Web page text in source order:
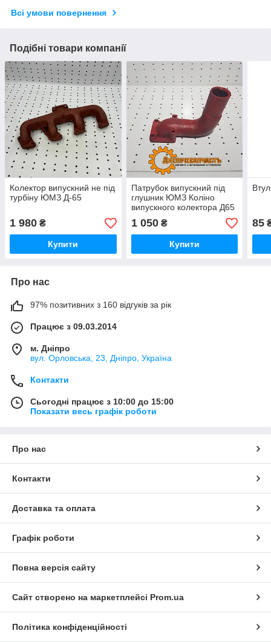
Всі умови повернення
Подібні товари компанії
Колектор випускний не під
турбіну ЮМЗ Д-65
1 980 ₴
Купити
Патрубок випускний під
глушник ЮМЗ Коліно
випускного колектора Д65
1 050₴
Купити
85
Про нас
97% позитивних з 160 відгуків за рік
Працює з 09.03.2014
м. Дніпро
вул. Орловська, 23, Дніпро, Україна
Контакти
Сьогодні працює з 10:00 до 15:00
Показати весь графік роботи
Про нас
Контакти
Доставка та оплата
Графік роботи
Повна версія сайту
Сайт створено на маркетплейсі Prom.ua
Політика конфіденційності